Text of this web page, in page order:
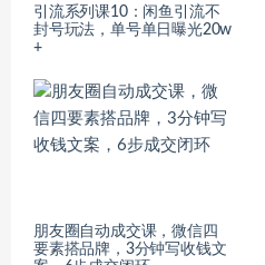
引流系列课10：闲鱼引流不
封号玩法，单号单日曝光20w
+
朋友圈自动成交课，微信四
要素搭品牌，3分钟写收钱文